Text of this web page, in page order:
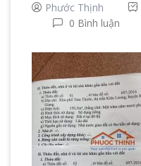
Phước Thịnh
0 Bình luận